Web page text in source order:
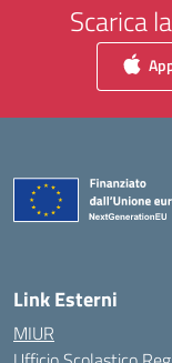
Scarica
Link Esterni
MIUR